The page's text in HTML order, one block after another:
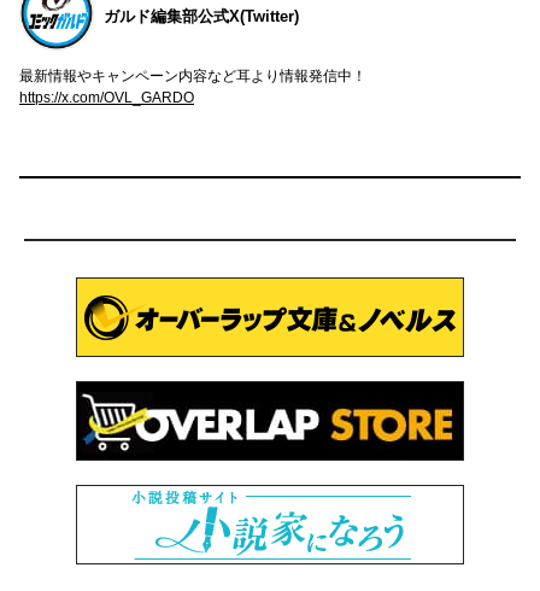
ガルド編集部公式X(Twitter)
最新情報やキャンペーン内容など耳より情報発信中！
https://x.com/OVL_GARDO